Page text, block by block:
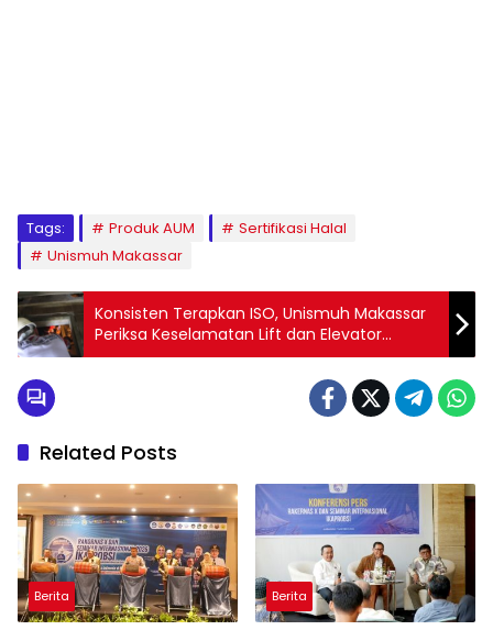
Tags: Produk AUM
Sertifikasi Halal
Unismuh Makassar
Konsisten Terapkan ISO, Unismuh Makassar
Periksa Keselamatan Lift dan Elevator
Secara Berkala
Related Posts
Berita Berita